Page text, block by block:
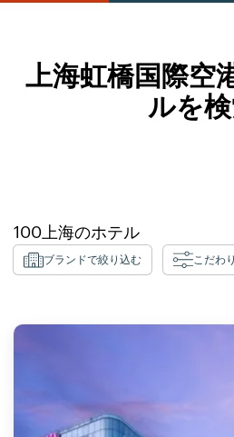
上海虹橋国際空
ルを
100 上海のホテル
ブランドで絞り込む こだわ